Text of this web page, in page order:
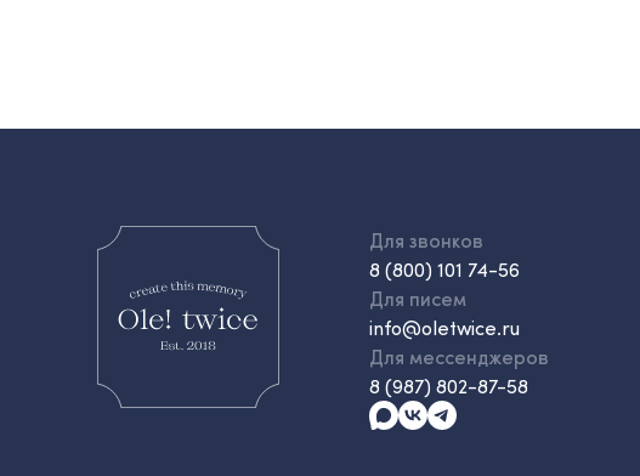
Для звонков
8 (800) 101 74-56
Для писем
info@oletwice.ru
Для мессенджеров
8 (987) 802-87-58